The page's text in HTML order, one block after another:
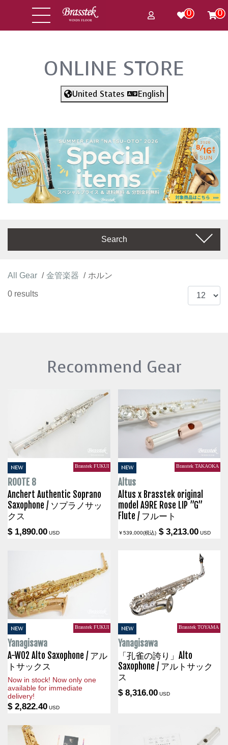
0 0
ONLINE STORE
United States English
Search
All Gear 金管楽器 ホルン
0 results
Recommend Gear
NEW Brasstek FUKUI
ROOTE 8
Anchert Authentic Soprano
Saxophone / ソプラノサッ
クス
$ 1,890.00 USD
NEW Brasstek TAKAOKA
Altus
Altus x Brasstek original
model A9RE Rose LIP ”G”
Flute / フルート
￥539,000(税込) $ 3,213.00USD
NEW Brasstek FUKUI
Yanagisawa
A-WO2 Alto Saxophone / アル
トサックス
Now in stock! Now only one
available for immediate
delivery!
$ 2,822.40 USD
NEW Brasstek TOYAMA
Yanagisawa
「孔雀の誇り」Alto
Saxophone / アルトサック
ス
$ 8,316.00USD